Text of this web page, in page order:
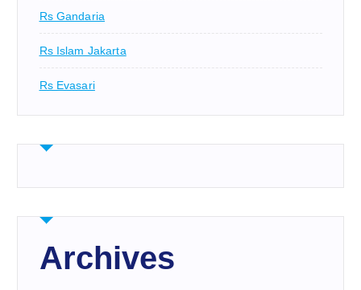
Rs Gandaria
Rs Islam Jakarta
Rs Evasari
Archives